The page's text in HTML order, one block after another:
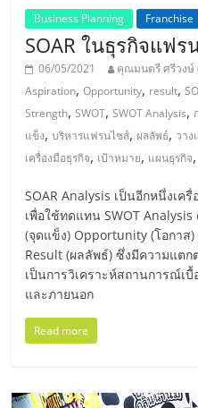
รน
ไชส์
แฟ
รน
ไชส์
ขาย
หน้า
บ้าน
น้อย
คืน
ทุน
ไว,
การ
ขยาย
Business Planning Franchise
SOAR ในธุรกิจแฟร
06/05/2021 คุณมนตรี ศรีวงษ์
Aspiration,Opportunity, result,
Strength,SWOT,SWOT Analysis,
แข็ง,บริหารแฟรนไชส์,ผลลัพธ์, วาง
เครื่องมือธุรกิจ, เป้าหมาย, แผนธุรกิจ
SOAR Analysis เป็นอีกหนึ่งเ
เพื่อใช้ทดแทน SWOT
(จุดแข็ง) Opportunity (โอกาส
Result (ผลลัพธ์) ซึ่งมีความแตก
เป็นการวิเคราะห์สถานการณ์เ
และภายนอก
Read more